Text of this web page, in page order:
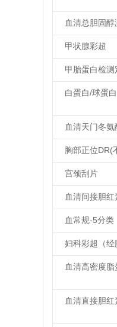
血清总胆固醇
甲状腺彩超
甲胎蛋白检测
白蛋白/球蛋白
血清天门冬
胸部正位DR(
宫颈刮片
血清间接胆红
血常规-5分类
妇科彩超（经
血清高密度
血清直接胆红